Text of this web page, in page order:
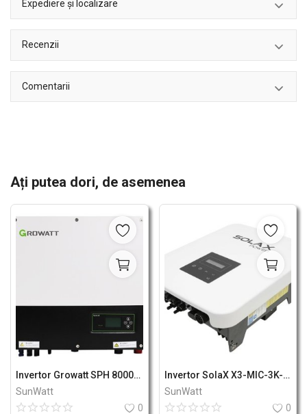
Expediere și localizare
Recenzii
Comentarii
Ați putea dori, de asemenea
Invertor Growatt SPH 8000TL3 BH-UP
SunWatt
0
Invertor SolaX X3-MIC-3K-G2
SunWatt
0